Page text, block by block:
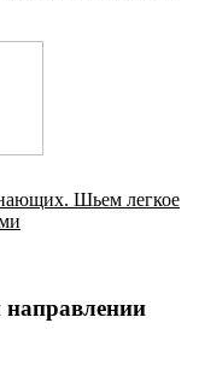
Шьем легкое
направлении